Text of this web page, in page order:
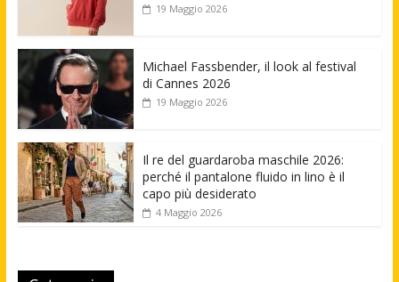
19 Maggio 2026
Michael Fassbender, il look al festival
di Cannes 2026
19 Maggio 2026
Il re del guardaroba maschile 2026:
perché il pantalone fluido in lino è il
capo più desiderato
4 Maggio 2026